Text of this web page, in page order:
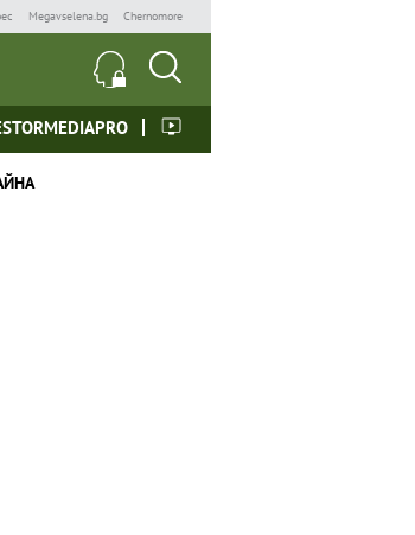
Megavselena.bg Chernomore